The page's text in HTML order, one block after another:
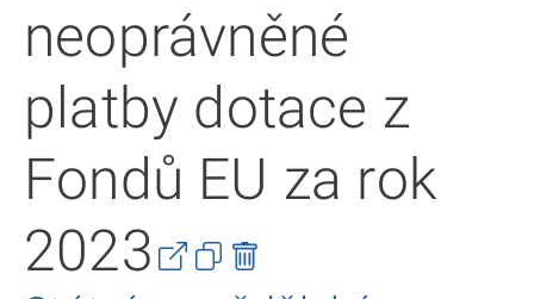
neoprávněné
platby dotace z
Fondů EU za rok
2023